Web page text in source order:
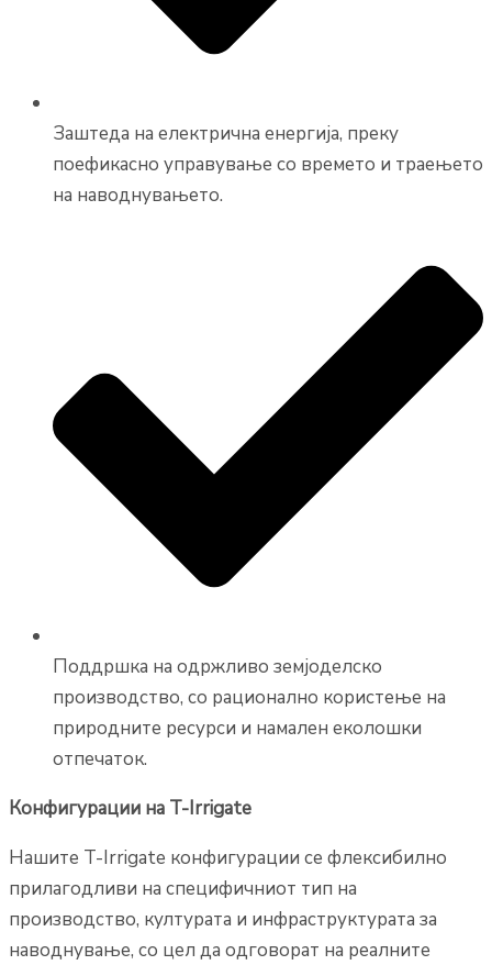
Заштеда на електрична енергија, преку
поефикасно управување со времето и траењето
на наводнувањето.
Поддршка на одржливо земјоделско
производство, со рационално користење на
природните ресурси и намален еколошки
отпечаток.
Конфигурации на T-Irrigate
Нашите T-Irrigate конфигурации се флексибилно
прилагодливи на специфичниот тип на
производство, културата и инфраструктурата за
наводнување, со цел да одговорат на реалните